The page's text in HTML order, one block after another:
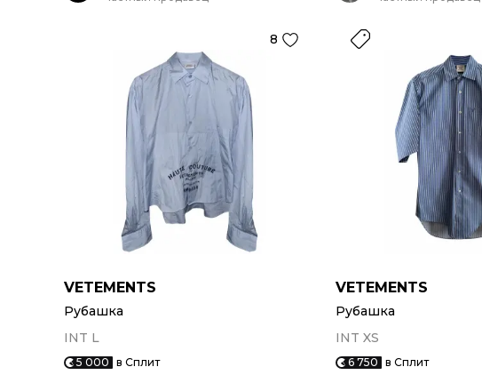
8
VETEMENTS
Рубашка
INT L
5 000 в Сплит
VETEMENTS
Рубашка
INT XS
6 750 в Сплит